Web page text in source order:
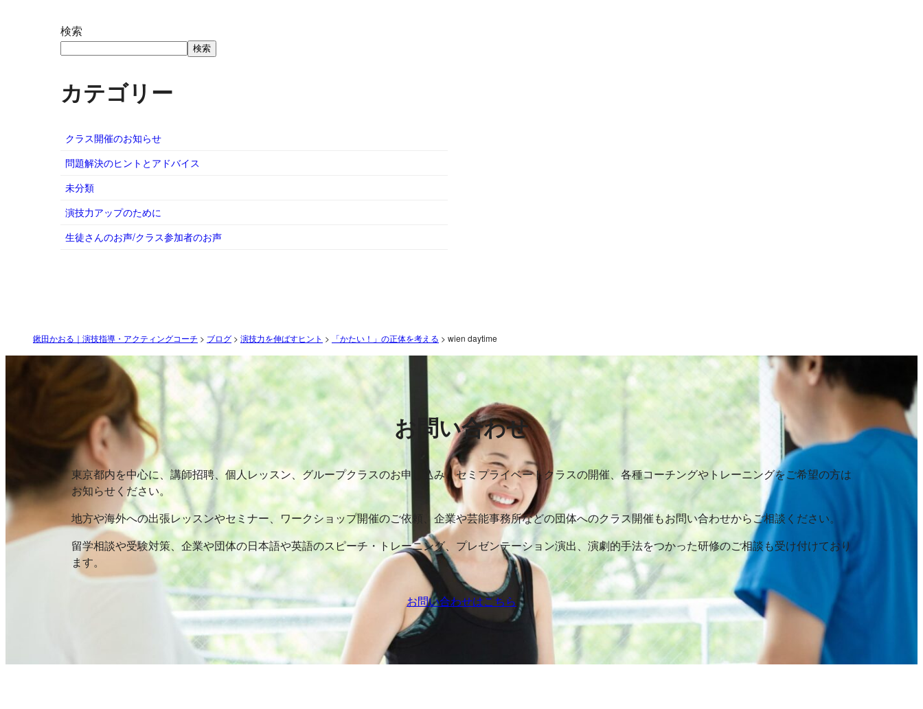
検索
検索
カテゴリー
クラス開催のお知らせ
問題解決のヒントとアドバイス
未分類
演技力アップのために
生徒さんのお声/クラス参加者のお声
鍬田かおる｜演技指導・アクティングコーチ > ブログ > 演技力を伸ばすヒント > 「かたい！」の正体を考える > wien daytime
お問い合わせ
東京都内を中心に、講師招聘、個人レッスン、グループクラスのお申し込み、セミプライベートクラスの開催、各種コーチングやトレーニングをご希望の方は
お知らせください。
地方や海外への出張レッスンやセミナー、ワークショップ開催のご依頼、企業や芸能事務所などの団体へのクラス開催もお問い合わせからご相談ください。
留学相談や受験対策、企業や団体の日本語や英語のスピーチ・トレーニング、プレゼンテーション演出、演劇的手法をつかった研修のご相談も受け付けており
ます。
お問い合わせはこちら